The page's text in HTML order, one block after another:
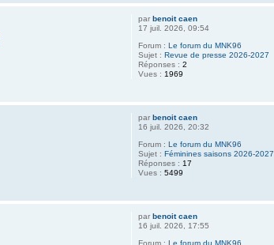
parbenoit caen
17 juil. 2026, 09:54
Forum :Le forum du MNK96
Sujet :Revue de presse 2026-2027
Réponses :2
Vues : 1969
parbenoit caen
16 juil. 2026, 20:32
Forum :Le forum du MNK96
Sujet :Féminines saisons 2026-2027
Réponses : 17
Vues :5499
parbenoit caen
16 juil. 2026, 17:55
Forum :Le forum du MNK96